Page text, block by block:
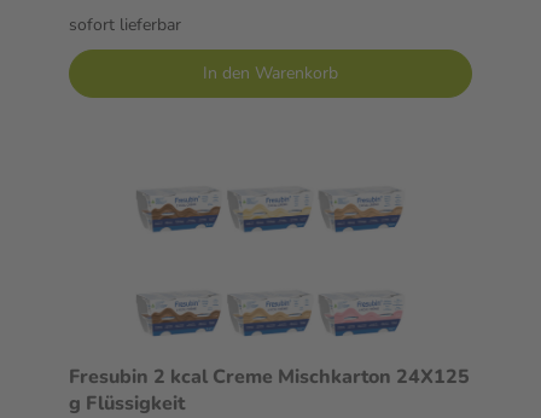
sofort lieferbar
In den Warenkorb
Fresubin 2 kcal Creme Mischkarton 24X125
g Flüssigkeit